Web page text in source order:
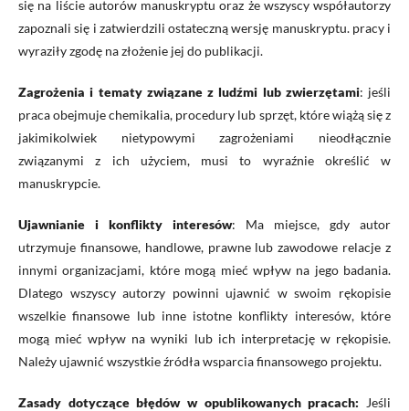
się na liście autorów manuskryptu oraz że wszyscy współautorzy
zapoznali się i zatwierdzili ostateczną wersję manuskryptu. pracy i
wyraziły zgodę na złożenie jej do publikacji.
Zagrożenia i tematy związane z ludźmi lub zwierzętami: jeśli
praca obejmuje chemikalia, procedury lub sprzęt, które wiążą się z
jakimikolwiek nietypowymi zagrożeniami nieodłącznie
związanymi z ich użyciem, musi to wyraźnie określić w
manuskrypcie.
Ujawnianie i konflikty interesów: Ma miejsce, gdy autor
utrzymuje finansowe, handlowe, prawne lub zawodowe relacje z
innymi organizacjami, które mogą mieć wpływ na jego badania.
Dlatego wszyscy autorzy powinni ujawnić w swoim rękopisie
wszelkie finansowe lub inne istotne konflikty interesów, które
mogą mieć wpływ na wyniki lub ich interpretację w rękopisie.
Należy ujawnić wszystkie źródła wsparcia finansowego projektu.
Zasady dotyczące błędów w opublikowanych pracach: Jeśli